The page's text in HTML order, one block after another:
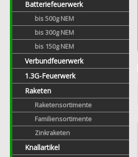
Batteriefeuerwerk
bis 500g NEM
bis 300g NEM
bis 150g NEM
Verbundfeuerwerk
1.3G-Feuerwerk
Raketen
Raketensortimente
Familiensortimente
Zinkraketen
Knallartikel